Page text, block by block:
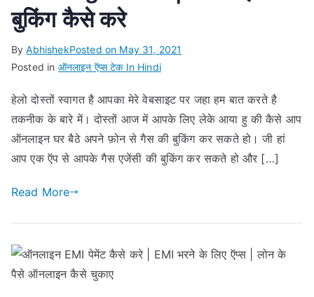
बुकिंग कैसे करे
ByAbhishekPosted on May 31, 2021
Posted in ऑनलाइन ऍप्स टेक In Hindi
हेलो दोस्तों स्वागत है आपका मेरे वेबसाइट पर जहा हम बात करते है
तकनीक के बारे में। दोस्तों आज में आपके लिए लेके आया हु की कैसे आप
ऑनलाइन घर बैठे अपने फ़ोन से गैस की बुकिंग कर सकते हो। जी हां
आप एक ऍप से आपके गैस एजेंसी की बुकिंग कर सकते हो और […]
Read More